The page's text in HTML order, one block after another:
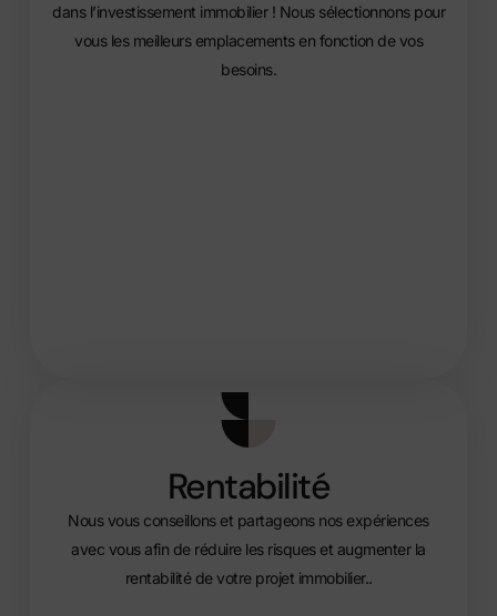
dans l’investissement immobilier ! Nous sélectionnons pour
vous les meilleurs emplacements en fonction de vos
besoins.
Rentabilité
Nous vous conseillons et partageons nos expériences
avec vous afin de réduire les risques et augmenter la
rentabilité de votre projet immobilier..